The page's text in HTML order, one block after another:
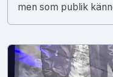
men som publik